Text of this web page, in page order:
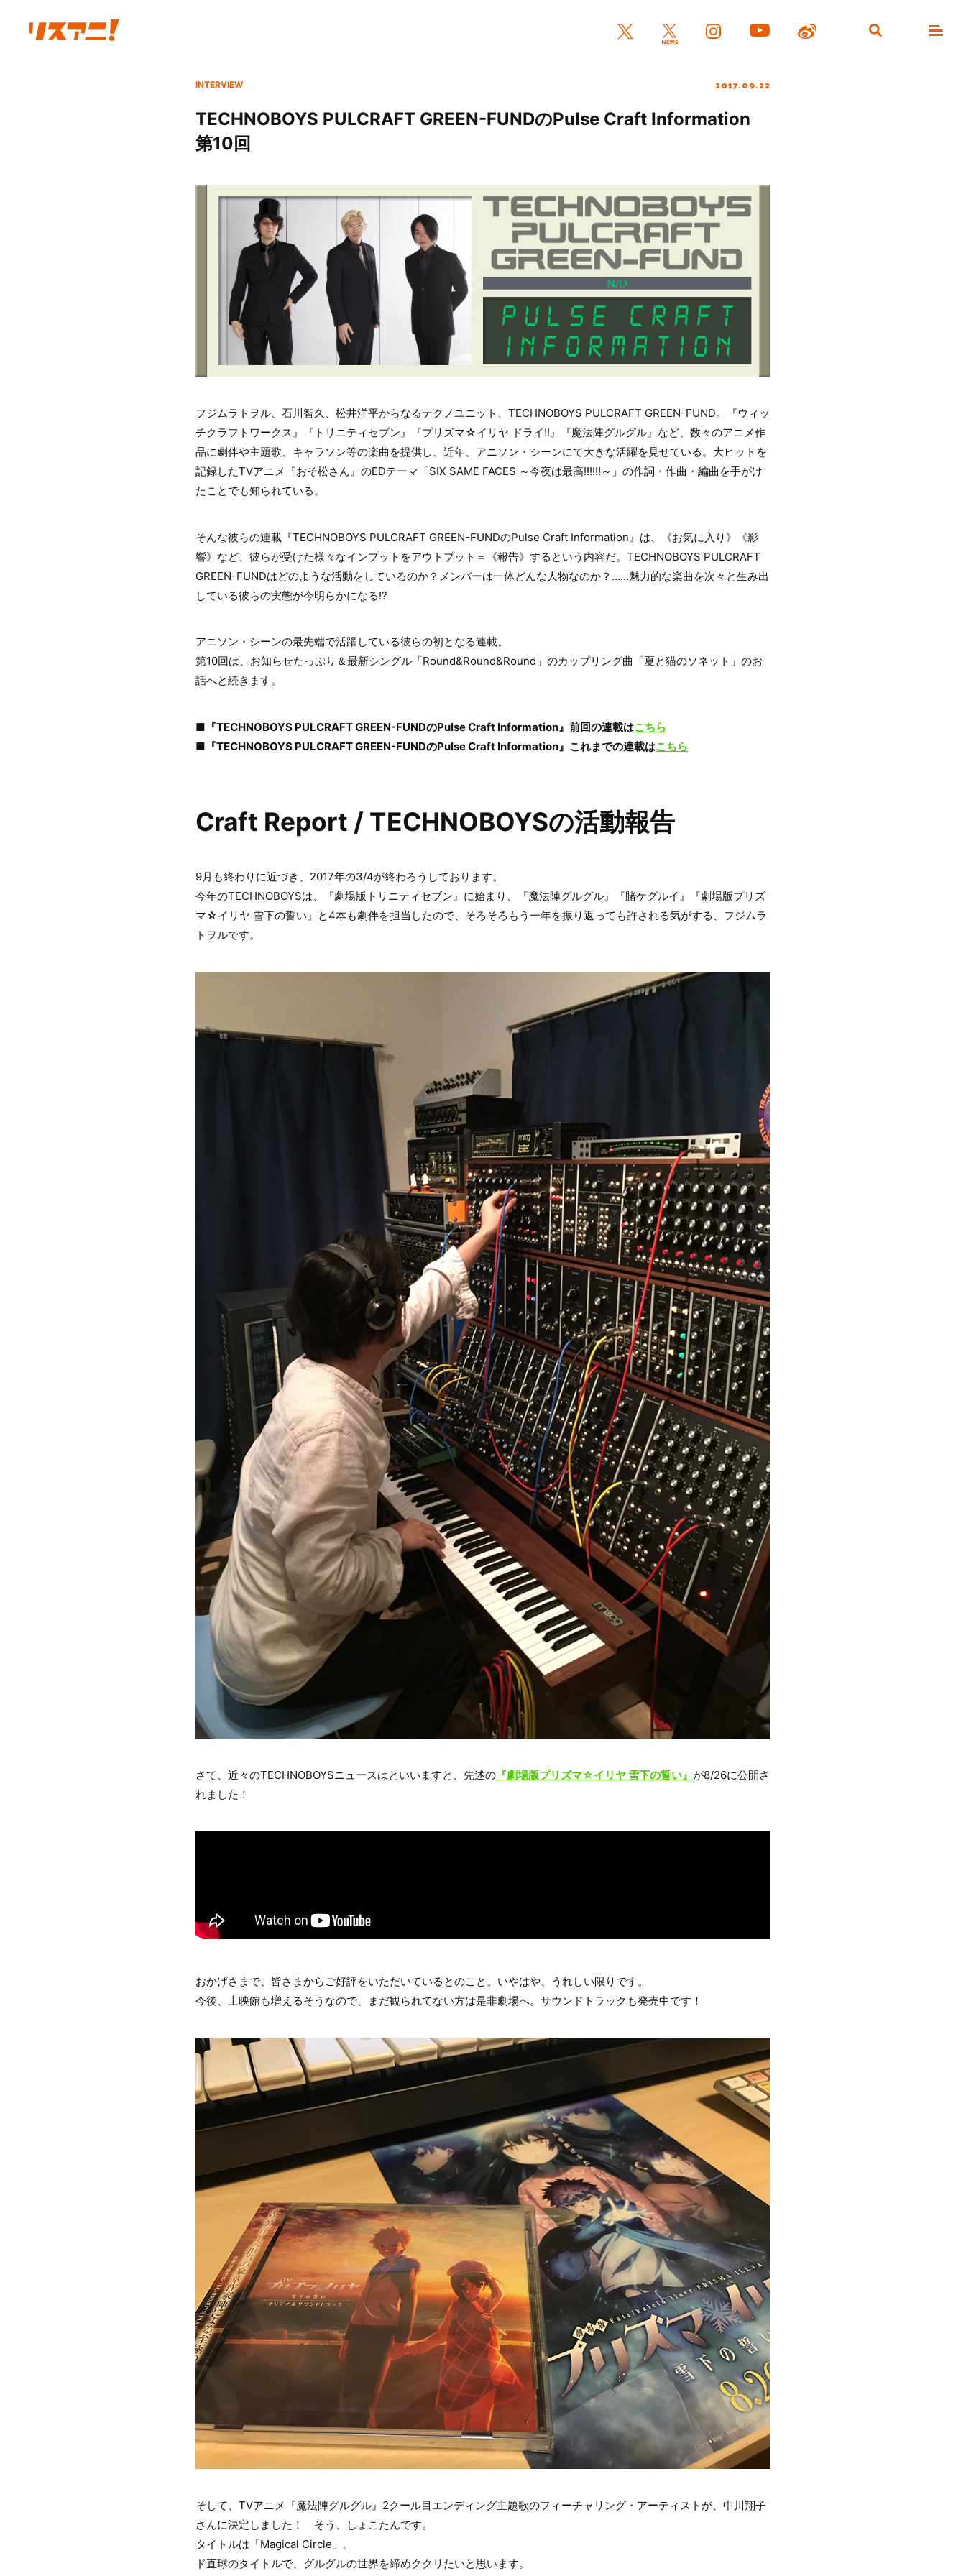
INTERVIEW 2017.09.22
TECHNOBOYS PULCRAFT GREEN-FUNDのPulse Craft Information
第10回
フジムラトヲル、石川智久、松井洋平からなるテクノユニット、TECHNOBOYS PULCRAFT GREEN-FUND。『ウィッ
チクラフトワークス』『トリニティセブン』『プリズマ☆イリヤ ドライ!!』『魔法陣グルグル』など、数々のアニメ作
品に劇伴や主題歌、キャラソン等の楽曲を提供し、近年、アニソン・シーンにて大きな活躍を見せている。大ヒットを
記録したTVアニメ『おそ松さん』のEDテーマ「SIX SAME FACES ～今夜は最高!!!!!!～」の作詞・作曲・編曲を手がけ
たことでも知られている。
そんな彼らの連載『TECHNOBOYS PULCRAFT GREEN-FUNDのPulse Craft Information』は、《お気に入り》《影
響》など、彼らが受けた様々なインプットをアウトプット＝《報告》するという内容だ。TECHNOBOYS PULCRAFT
GREEN-FUNDはどのような活動をしているのか？メンバーは一体どんな人物なのか？……魅力的な楽曲を次々と生み出
している彼らの実態が今明らかになる!?
アニソン・シーンの最先端で活躍している彼らの初となる連載。
第10回は、お知らせたっぷり＆最新シングル「Round&Round&Round」のカップリング曲「夏と猫のソネット」のお
話へと続きます。
■『TECHNOBOYS PULCRAFT GREEN-FUNDのPulse Craft Information』 前回の連載はこちら
■『TECHNOBOYS PULCRAFT GREEN-FUNDのPulse Craft Information』 これまでの連載はこちら
Craft Report / TECHNOBOYSの活動報告
9月も終わりに近づき、2017年の3/4が終わろうしております。
今年のTECHNOBOYSは、『劇場版トリニティセブン』に始まり、『魔法陣グルグル』『賭ケグルイ』『劇場版プリズ
マ☆イリヤ 雪下の誓い』と4本も劇伴を担当したので、そろそろもう一年を振り返っても許される気がする、フジムラ
トヲルです。
さて、近々のTECHNOBOYSニュースはといいますと、先述の 『劇場版プリズマ☆イリヤ 雪下の誓い』 が8/26に公開さ
れました！
おかげさまで、皆さまからご好評をいただいているとのこと。いやはや、うれしい限りです。
今後、上映館も増えるそうなので、まだ観られてない方は是非劇場へ。サウンドトラックも発売中です！
そして、TVアニメ『魔法陣グルグル』2クール目エンディング主題歌のフィーチャリング・アーティストが、中川翔子
さんに決定しました！ そう、しょこたんです。
タイトルは「Magical Circle」。
ド直球のタイトルで、グルグルの世界を締めククリたいと思います。